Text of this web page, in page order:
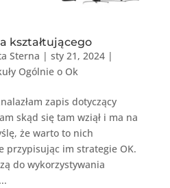
kształtującego
Sterna | sty 21, 2024|
Ogólnie o Ok
zapis dotyczący
skąd się tam wziął i ma na
że warto to nich
przypisując im strategie OK.
do wykorzystywania